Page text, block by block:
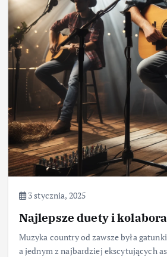
3 stycznia, 2025
Najlepsze duety i
Muzyka country od zawsze była
a jednym z najbardziej ekscytujących